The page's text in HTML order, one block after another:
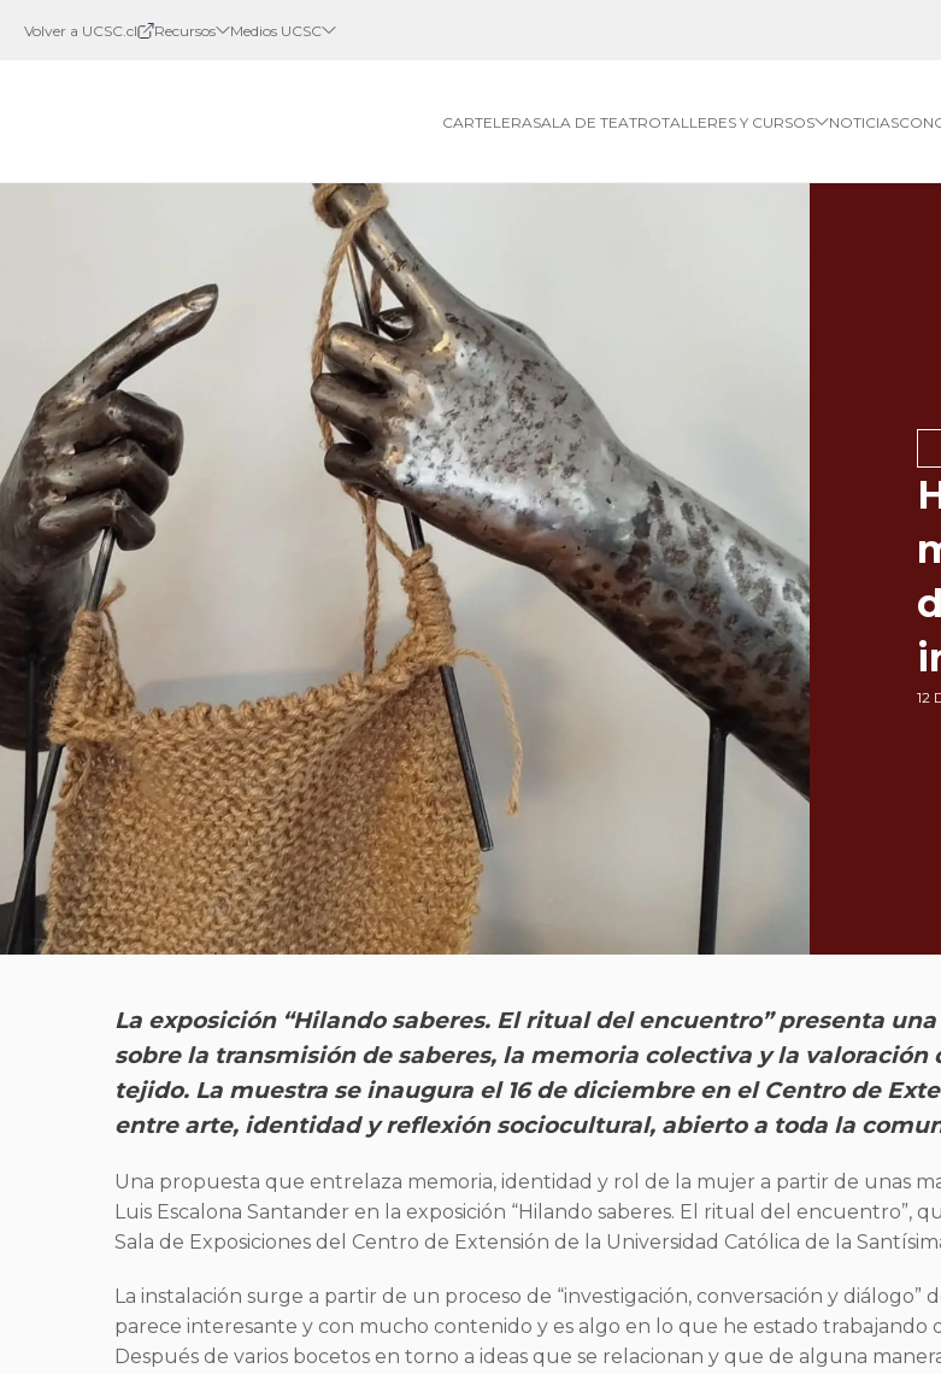
Volver a UCSC.cl Recursos Medios UCSC
CARTELERASALA DE TEATROTALLERES Y CURSOS NOTICIAS
12
La exposición “Hilando saberes. El ritual del encuentro” presenta
sobre la transmisión de saberes, la memoria colectiva y la
tejido. La muestra se inaugura el 16 de diciembre en el Centro de
entre arte, identidad y reflexión sociocultural, abierto a toda la
Una propuesta que entrelaza memoria, identidad y rol de la mujer a partir de unas
Luis Escalona Santander en la exposición “Hilando saberes. El ritual del encuentro”,
Sala de Exposiciones del Centro de Extensión de la Universidad Católica de la
La instalación surge a partir de un proceso de “investigación, conversación y
parece interesante y con mucho contenido y es algo en lo que he estado trabajando
Después de varios bocetos en torno a ideas que se relacionan y que de alguna